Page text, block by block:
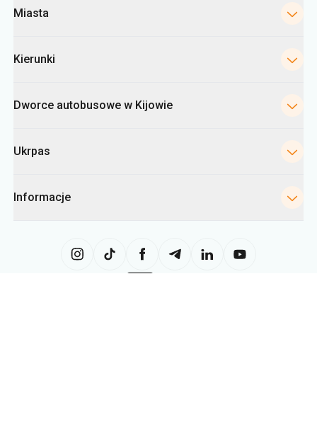
Miasta
Kierunki
Dworce autobusowe w Kijowie
Ukrpas
Informacje